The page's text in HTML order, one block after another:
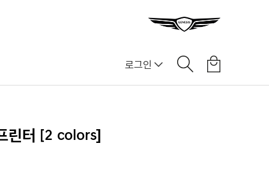
로그인
린터 [2 colors]